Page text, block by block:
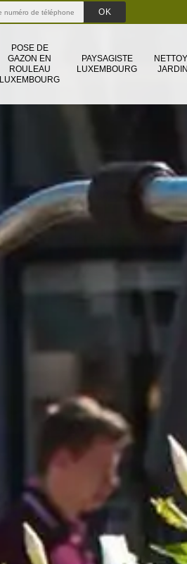
POSE DE
GAZON EN
ROULEAU
LUXEMBOURG
PAYSAGISTE
LUXEMBOURG